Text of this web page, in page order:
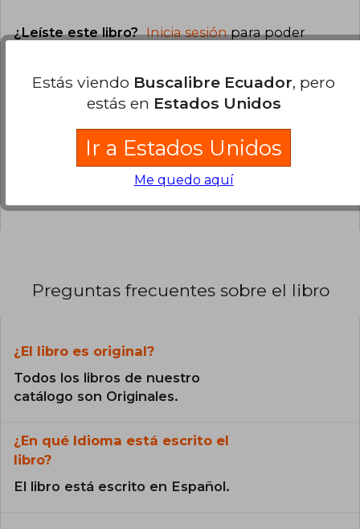
¿Leíste este libro? Inicia sesiónpara poder
0% (0)
0% (0)
0% (0)
Preguntas frecuentes sobre el libro
¿El libro es original?
Todos los libros de nuestro
catálogo son Originales.
¿En qué Idioma está escrito el
libro?
El libro está escrito en Español.
Estás viendo Buscalibre Ecuador, pero
estás en Estados Unidos
Ir a Estados Unidos
Me quedo aquí